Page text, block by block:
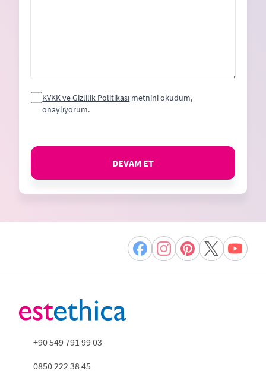
KVKK ve Gizlilik Politikası metnini okudum,
onaylıyorum.
DEVAM ET
+90 549 791 99 03
0850 222 38 45